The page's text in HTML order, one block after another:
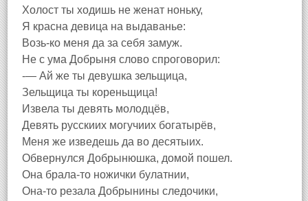
Холост ты ходишь не женат ноньку,
Я красна девица на выдаванье:
Возь-ко меня да за себя замуж.
Не с ума Добрыня слово спроговорил:
-— Ай же ты девушка зельщица,
Зельщица ты кореньщица!
Извела ты девять молодцёв,
Девять русскиих могучиих богатырёв,
Меня же изведешь да во десятыих.
Обвернулся Добрынюшка, домой пошел.
Она брала-то ножички булатнии,
Она-то резала Добрынины следочики,